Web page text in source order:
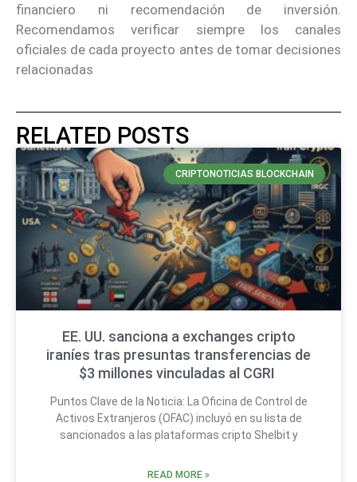
financiero ni recomendación de inversión.
Recomendamos verificar siempre los canales
oficiales de cada proyecto antes de tomar decisiones
relacionadas
RELATED POSTS
CRIPTONOTICIAS BLOCKCHAIN
EE. UU. sanciona a exchanges cripto
iraníes tras presuntas transferencias de
$3 millones vinculadas al CGRI
Puntos Clave de la Noticia: La Oficina de Control de
Activos Extranjeros (OFAC) incluyó en su lista de
sancionados a las plataformas cripto Shelbit y
READ MORE »